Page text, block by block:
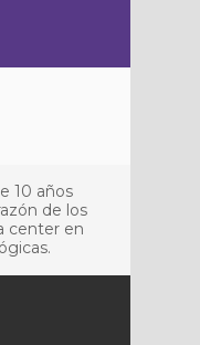
10 años
de los
center en